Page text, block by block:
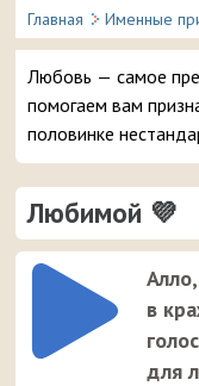
Главная Именные
Любовь — самое
помогаем вам
половинке
девушки Виктории
музыкальных и
шуточных
понравившуюся
мгновений она
Виктории. Это
неизвестного
девушки ;)
Любимой 💜
в
для